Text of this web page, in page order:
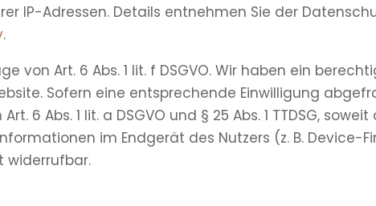
IP-Adressen. Details entnehmen Sie der
.
von Art. 6 Abs. 1 lit. f DSGVO. Wir haben ein
Sofern eine entsprechende Einwilligung
6 Abs. 1 lit. a DSGVO und § 25 Abs. 1 TTDSG,
im Endgerät des Nutzers (z. B. Device-
widerrufbar.